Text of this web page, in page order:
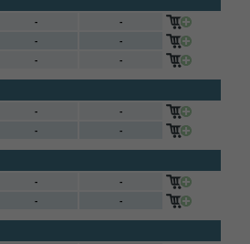
-
-
-
-
- -
-
-
- -
-
-
- -